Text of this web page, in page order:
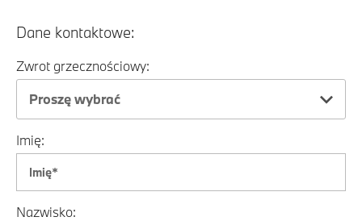
Dane kontaktowe:
Zwrot grzecznościowy:
Proszę wybrać
Imię:
Nazwisko: